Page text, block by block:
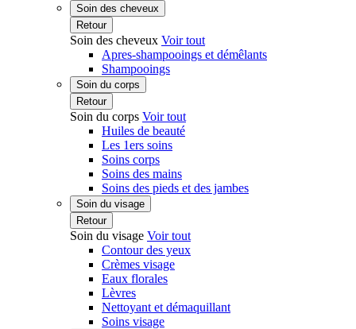
Soin des cheveux
Retour
Soin des cheveux Voir tout
Apres-shampooings et démêlants
Shampooings
Soin du corps
Retour
Soin du corps Voir tout
Huiles de beauté
Les 1ers soins
Soins corps
Soins des mains
Soins des pieds et des jambes
Soin du visage
Retour
Soin du visage Voir tout
Contour des yeux
Crèmes visage
Eaux florales
Lèvres
Nettoyant et démaquillant
Soins visage